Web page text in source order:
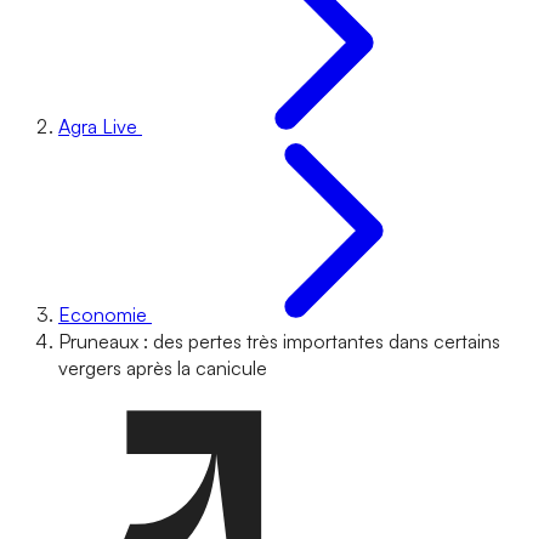
Agra Live
Economie
Pruneaux : des pertes très importantes dans certains
vergers après la canicule